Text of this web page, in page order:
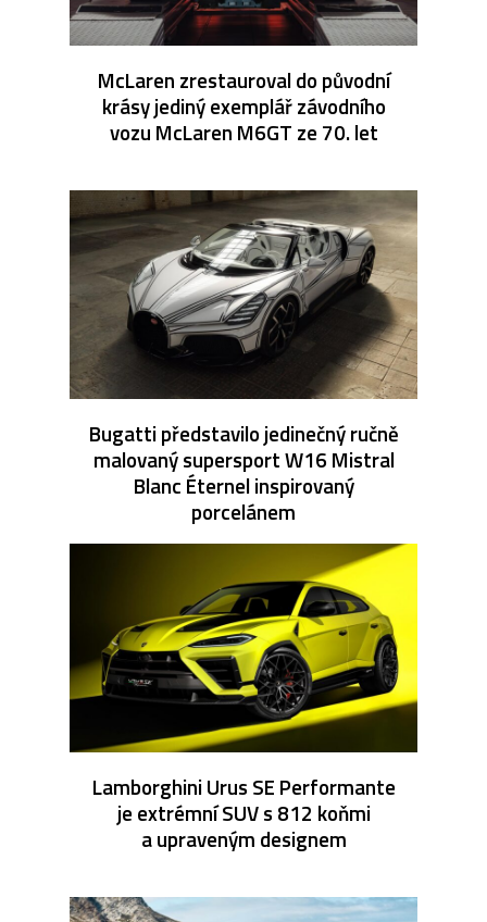
McLaren zrestauroval do původní
krásy jediný exemplář závodního
vozu McLaren M6GT ze 70. let
Bugatti představilo jedinečný ručně
malovaný supersport W16 Mistral
Blanc Éternel inspirovaný
porcelánem
Lamborghini Urus SE Performante
je extrémní SUV s 812 koňmi
a upraveným designem